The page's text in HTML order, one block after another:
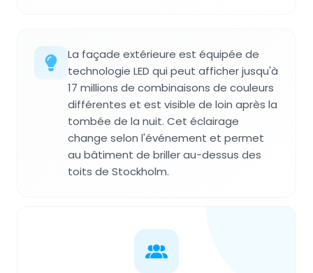
La façade extérieure est équipée de
technologie LED qui peut afficher jusqu'à
17 millions de combinaisons de couleurs
différentes et est visible de loin après la
tombée de la nuit. Cet éclairage
change selon l'événement et permet
au bâtiment de briller au-dessus des
toits de Stockholm.